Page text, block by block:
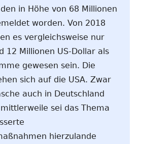
in Höhe von 68 Millionen
worden. Von 2018
es vergleichsweise nur
12 Millionen US-Dollar als
gewesen sein. Die
sich auf die USA. Zwar
auch in Deutschland
sei das Thema
hierzulande